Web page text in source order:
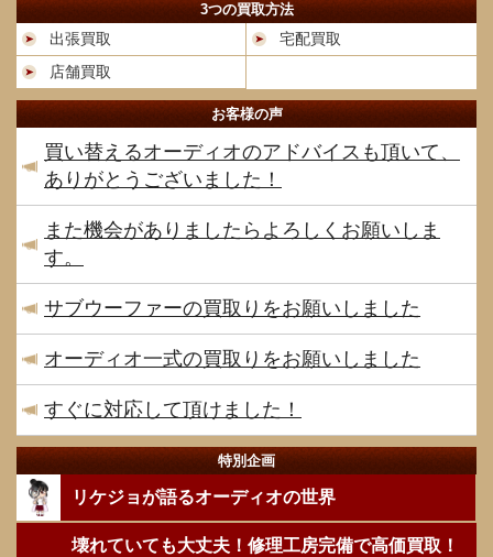
3つの買取方法
出張買取
宅配買取
店舗買取
お客様の声
買い替えるオーディオのアドバイスも頂いて、
ありがとうございました！
また機会がありましたらよろしくお願いしま
す。
サブウーファーの買取りをお願いしました
オーディオ一式の買取りをお願いしました
すぐに対応して頂けました！
特別企画
リケジョが語るオーディオの世界
壊れていても大丈夫！修理工房完備で高価買取！